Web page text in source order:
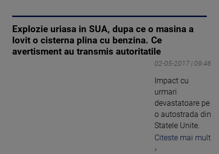
Explozie uriasa in SUA, dupa ce o masina a
lovit o cisterna plina cu benzina. Ce
avertisment au transmis autoritatile
02-05-2017 | 09:46
Impact cu
urmari
devastatoare pe
o autostrada din
Statele Unite.
Citeste mai mult
›